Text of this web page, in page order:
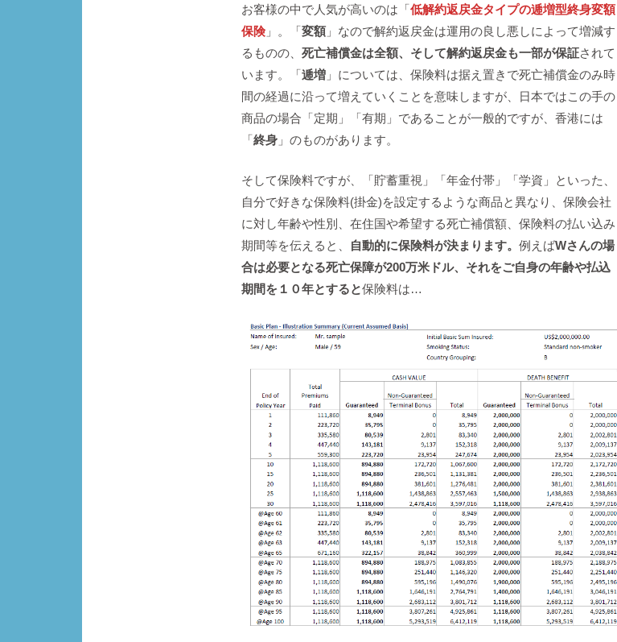
お客様の中で人気が高いのは「低解約返戻金タイプの逓増型終身変額
保険」。「変額」なので解約返戻金は運用の良し悪しによって増減す
るものの、死亡補償金は全額、そして解約返戻金も一部が保証されて
います。「逓増 」については、保険料は据え置きで死亡補償金のみ時
間の経過に沿って増えていくことを意味しますが、日本ではこの手の
商品の場合「定期」「有期」であることが一般的ですが、香港には
「終身 」のものがあります。
そして保険料ですが、「貯蓄重視」「年金付帯」「学資」といった、
自分で好きな保険料(掛金)を設定するような商品と異なり、保険会社
に対し年齢や性別、在住国や希望する死亡補償額、保険料の払い込み
期間等を伝えると、
自動的に保険料が決まります。例えばWさんの場
合は必要となる死亡保障が200万米ドル、それをご自身の年齢や払込
期間を１０年とすると保険料は…